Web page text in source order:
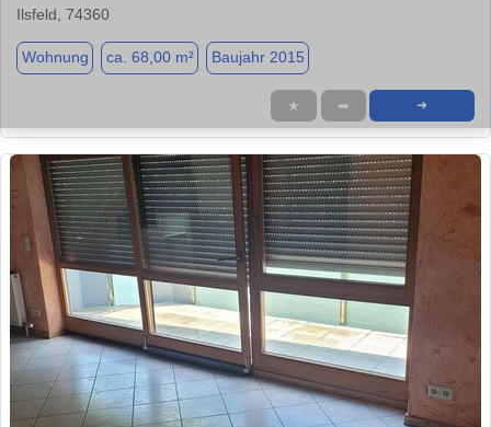
Ilsfeld, 74360
Wohnung ca. 68,00 m² Baujahr 2015
★ ➦ ➜